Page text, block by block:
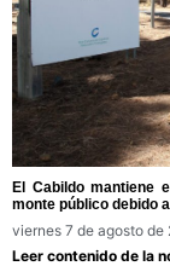
El Cabildo mantiene
monte público debido
viernes 7 de agosto de
Leer contenido de la